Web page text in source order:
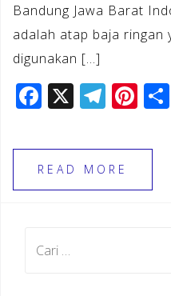
Bandung Jawa Barat
adalah atap baja ringan
digunakan […]
F
c
e
b
o
X T
e
gr
a
Pi
te
e
READ MORE